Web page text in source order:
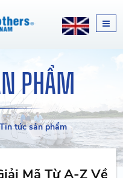
PHẨM
Tin tức sản phẩm
Mã Từ A-Z Về